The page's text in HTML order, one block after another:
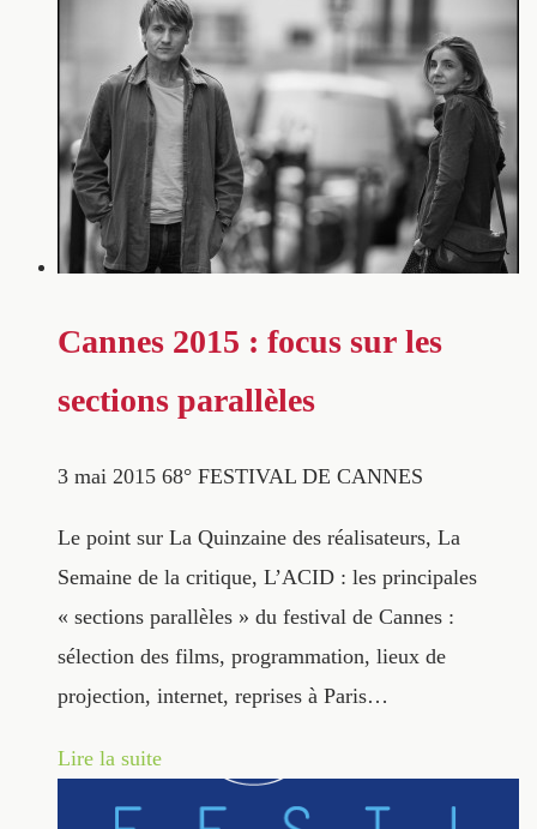
Cannes 2015 : focus sur les
sections parallèles
3 mai 2015 68° FESTIVAL DE CANNES
Le point sur La Quinzaine des réalisateurs, La
Semaine de la critique, L’ACID : les principales
« sections parallèles » du festival de Cannes :
sélection des films, programmation, lieux de
projection, internet, reprises à Paris…
Lire la suite